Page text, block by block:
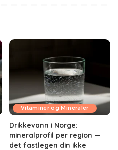
Vitaminer og Mineraler
Drikkevann i Norge:
mineralprofil per region —
det fastlegen din ikke